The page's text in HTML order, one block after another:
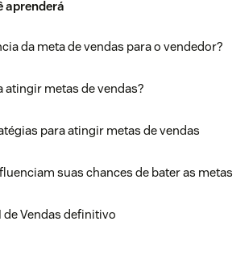
aprenderá
da meta de vendas para o vendedor?
atingir metas de vendas?
para atingir metas de vendas
suas chances de bater as metas
de Vendas definitivo